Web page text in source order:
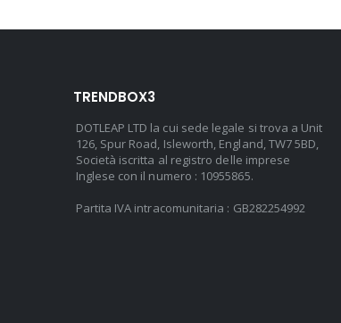
TRENDBOX3
DOTLEAP LTD la cui sede legale si trova a Unit
126, Spur Road, Isleworth, England, TW7 5BD,
Società iscritta al registro delle imprese
Inglese con il numero : 10955865.
Partita IVA intracomunitaria : GB282254992